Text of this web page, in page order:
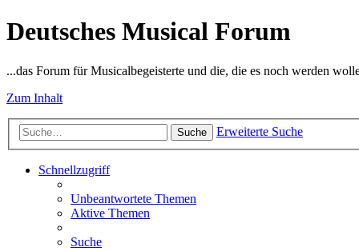
Deutsches Musical Forum
...das Forum für Musicalbegeisterte und die, die es noch werden
Zum Inhalt
Suche Erweiterte Suche
Schnellzugriff
Unbeantwortete Themen
Aktive Themen
Suche